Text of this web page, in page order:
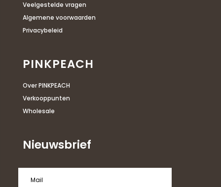
Veelgestelde vragen
Algemene voorwaarden
Privacybeleid
PINKPEACH
Over PINKPEACH
Verkooppunten
Wholesale
Nieuwsbrief